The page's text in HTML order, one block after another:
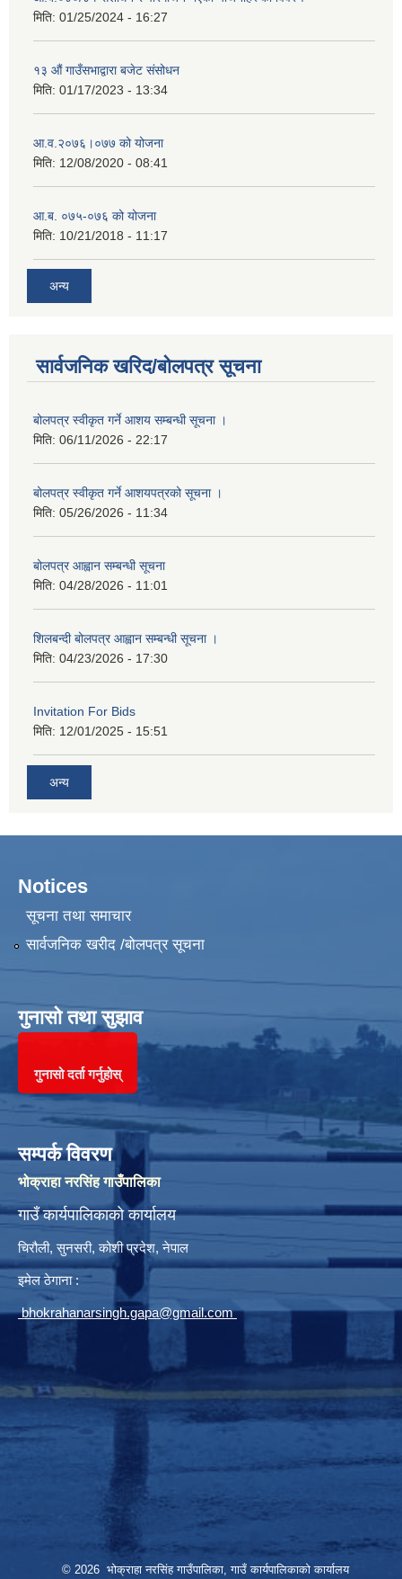
मिति: 01/25/2024 - 16:27
१३ औं गाउँसभाद्वारा बजेट संसोधन
मिति: 01/17/2023 - 13:34
आ‍.व.२०७६।०७७ को योजना
मिति: 12/08/2020 - 08:41
आ.ब. ०७५-०७६ को योजना
मिति: 10/21/2018 - 11:17
अन्य
सार्वजनिक खरिद/बोलपत्र सूचना
बोलपत्र स्वीकृत गर्ने आशय सम्बन्धी सूचना ।
मिति: 06/11/2026 - 22:17
बोलपत्र स्वीकृत गर्ने आशयपत्रको सूचना ।
मिति: 05/26/2026 - 11:34
बोलपत्र आह्वान सम्बन्धी सूचना
मिति: 04/28/2026 - 11:01
शिलबन्दी बोलपत्र आह्वान सम्बन्धी सूचना ।
मिति: 04/23/2026 - 17:30
Invitation For Bids
मिति: 12/01/2025 - 15:51
अन्य
Notices
सूचना तथा समाचार
सार्वजनिक खरीद /बोलपत्र सूचना
गुनासो तथा सुझाव
गुनासो दर्ता गर्नुहोस्
सम्पर्क विवरण
भोक्राहा नरसिंह गाउँपालिका
गाउँ कार्यपालिकाको कार्यालय
चिरौली, सुनसरी, कोशी प्रदेश, नेपाल
इमेल ठेगाना :
bhokrahanarsingh.gapa@gmail.com
© 2026 भोक्राहा नरसिंह गाउँपालिका, गाउँ कार्यपालिकाको कार्यालय